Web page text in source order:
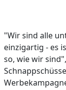
"Wir sind alle
einzigartig - es
so, wie wir